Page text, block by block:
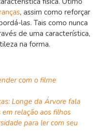
, assim como reforçar
las. Tais como nunca
de uma característica,
na forma.
com o filme
Longe da Árvore fala
relação aos filhos
para ler com seu